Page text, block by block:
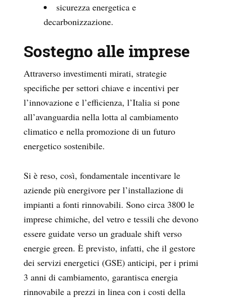
sicurezza energetica e
decarbonizzazione.
Sostegno alle imprese
Attraverso investimenti mirati, strategie
specifiche per settori chiave e incentivi per
l’innovazione e l’efficienza, l’Italia si pone
all’avanguardia nella lotta al cambiamento
climatico e nella promozione di un futuro
energetico sostenibile.
Si è reso, così, fondamentale incentivare le
aziende più energivore per l’installazione di
impianti a fonti rinnovabili. Sono circa 3800 le
imprese chimiche, del vetro e tessili che devono
essere guidate verso un graduale shift verso
energie green. È previsto, infatti, che il gestore
dei servizi energetici (GSE) anticipi, per i primi
3 anni di cambiamento, garantisca energia
rinnovabile a prezzi in linea con i costi della